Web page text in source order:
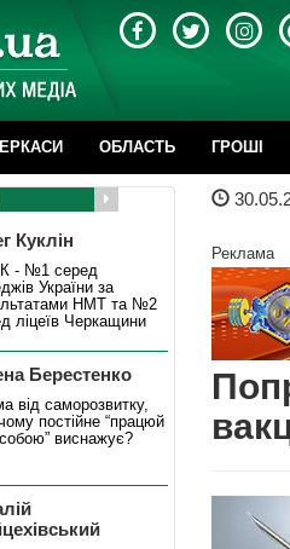
ОБЛАСТЬ ГРОШІ
Реклама
Куклін
- №1 серед
України за
НМТ та №2
ліцеїв Черкащини
Берестенко
від саморозвитку,
постійне “працюй
виснажує?